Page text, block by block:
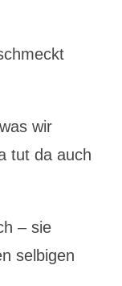
wir
tut da auch
– sie
selbigen